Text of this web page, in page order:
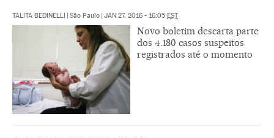
TALITA BEDINELLI São Paulo JAN 27, 2016 - 16:05 EST
Novo boletim descarta parte
dos 4.180 casos suspeitos
registrados até o momento